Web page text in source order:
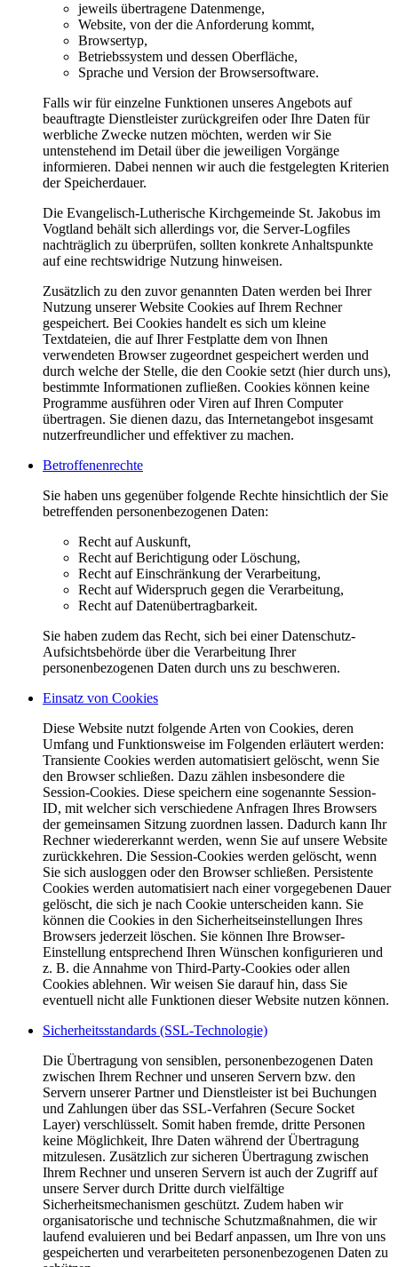
jeweils übertragene Datenmenge,
Website, von der die Anforderung kommt,
Browsertyp,
Betriebssystem und dessen Oberfläche,
Sprache und Version der Browsersoftware.
Falls wir für einzelne Funktionen unseres Angebots auf
beauftragte Dienstleister zurückgreifen oder Ihre Daten für
werbliche Zwecke nutzen möchten, werden wir Sie
untenstehend im Detail über die jeweiligen Vorgänge
informieren. Dabei nennen wir auch die festgelegten Kriterien
der Speicherdauer.
Die Evangelisch-Lutherische Kirchgemeinde St. Jakobus im
Vogtland behält sich allerdings vor, die Server-Logfiles
nachträglich zu überprüfen, sollten konkrete Anhaltspunkte
auf eine rechtswidrige Nutzung hinweisen.
Zusätzlich zu den zuvor genannten Daten werden bei Ihrer
Nutzung unserer Website Cookies auf Ihrem Rechner
gespeichert. Bei Cookies handelt es sich um kleine
Textdateien, die auf Ihrer Festplatte dem von Ihnen
verwendeten Browser zugeordnet gespeichert werden und
durch welche der Stelle, die den Cookie setzt (hier durch uns),
bestimmte Informationen zufließen. Cookies können keine
Programme ausführen oder Viren auf Ihren Computer
übertragen. Sie dienen dazu, das Internetangebot insgesamt
nutzerfreundlicher und effektiver zu machen.
Betroffenenrechte
Sie haben uns gegenüber folgende Rechte hinsichtlich der Sie
betreffenden personenbezogenen Daten:
Recht auf Auskunft,
Recht auf Berichtigung oder Löschung,
Recht auf Einschränkung der Verarbeitung,
Recht auf Widerspruch gegen die Verarbeitung,
Recht auf Datenübertragbarkeit.
Sie haben zudem das Recht, sich bei einer Datenschutz-
Aufsichtsbehörde über die Verarbeitung Ihrer
personenbezogenen Daten durch uns zu beschweren.
Einsatz von Cookies
Diese Website nutzt folgende Arten von Cookies, deren
Umfang und Funktionsweise im Folgenden erläutert werden:
Transiente Cookies werden automatisiert gelöscht, wenn Sie
den Browser schließen. Dazu zählen insbesondere die
Session-Cookies. Diese speichern eine sogenannte Session-
ID, mit welcher sich verschiedene Anfragen Ihres Browsers
der gemeinsamen Sitzung zuordnen lassen. Dadurch kann Ihr
Rechner wiedererkannt werden, wenn Sie auf unsere Website
zurückkehren. Die Session-Cookies werden gelöscht, wenn
Sie sich ausloggen oder den Browser schließen. Persistente
Cookies werden automatisiert nach einer vorgegebenen Dauer
gelöscht, die sich je nach Cookie unterscheiden kann. Sie
können die Cookies in den Sicherheitseinstellungen Ihres
Browsers jederzeit löschen. Sie können Ihre Browser-
Einstellung entsprechend Ihren Wünschen konfigurieren und
z. B. die Annahme von Third-Party-Cookies oder allen
Cookies ablehnen. Wir weisen Sie darauf hin, dass Sie
eventuell nicht alle Funktionen dieser Website nutzen können.
Sicherheitsstandards (SSL-Technologie)
Die Übertragung von sensiblen, personenbezogenen Daten
zwischen Ihrem Rechner und unseren Servern bzw. den
Servern unserer Partner und Dienstleister ist bei Buchungen
und Zahlungen über das SSL-Verfahren (Secure Socket
Layer) verschlüsselt. Somit haben fremde, dritte Personen
keine Möglichkeit, Ihre Daten während der Übertragung
mitzulesen. Zusätzlich zur sicheren Übertragung zwischen
Ihrem Rechner und unseren Servern ist auch der Zugriff auf
unsere Server durch Dritte durch vielfältige
Sicherheitsmechanismen geschützt. Zudem haben wir
organisatorische und technische Schutzmaßnahmen, die wir
laufend evaluieren und bei Bedarf anpassen, um Ihre von uns
gespeicherten und verarbeiteten personenbezogenen Daten zu